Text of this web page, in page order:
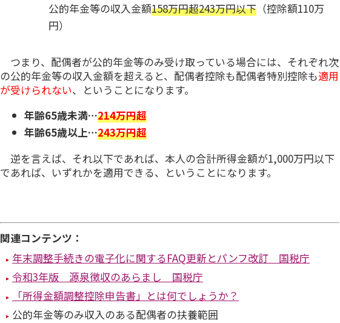
公的年金等の収入金額158万円超243万円以下 （控除額110万
円）
つまり、配偶者が公的年金等のみ受け取っている場合には、それぞれ次
の公的年金等の収入金額を超えると、配偶者控除も配偶者特別控除も適用
が受けられない、ということになります。
年齢65歳未満…214万円超
年齢65歳以上…243万円超
逆を言えば、それ以下であれば、本人の合計所得金額が1,000万円以下
であれば、いずれかを適用できる、ということになります。
関連コンテンツ：
年末調整手続きの電子化に関するFAQ更新とパンフ改訂 国税庁
令和3年版 源泉徴収のあらまし 国税庁
「所得金額調整控除申告書」とは何でしょうか？
公的年金等のみ収入のある配偶者の扶養範囲